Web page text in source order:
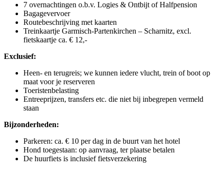
7 overnachtingen o.b.v. Logies & Ontbijt of Halfpension
Bagagevervoer
Routebeschrijving met kaarten
Treinkaartje Garmisch-Partenkirchen – Scharnitz, excl.
fietskaartje ca. € 12,-
Exclusief:
Heen- en terugreis; we kunnen iedere vlucht, trein of boot op
maat voor je reserveren
Toeristenbelasting
Entreeprijzen, transfers etc. die niet bij inbegrepen vermeld
staan
Bijzonderheden:
Parkeren: ca. € 10 per dag in de buurt van het hotel
Hond toegestaan: op aanvraag, ter plaatse betalen
De huurfiets is inclusief fietsverzekering